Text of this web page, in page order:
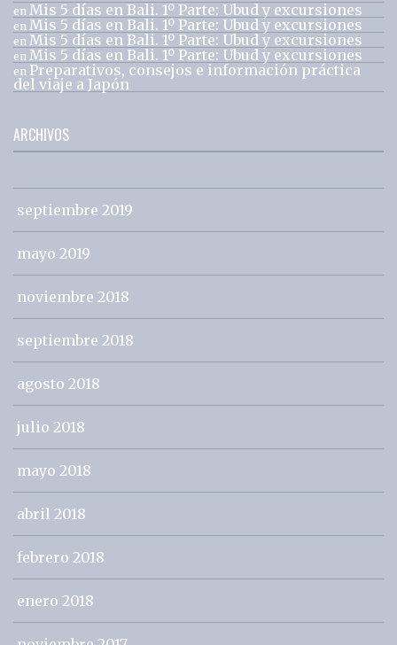
en Mis 5 días en Bali. 1º Parte: Ubud y excursiones
en Mis 5 días en Bali. 1º Parte: Ubud y excursiones
en Mis 5 días en Bali. 1º Parte: Ubud y excursiones
en Mis 5 días en Bali. 1º Parte: Ubud y excursiones
en Preparativos, consejos e información práctica
del viaje a Japón
ARCHIVOS
septiembre 2019
mayo 2019
noviembre 2018
septiembre 2018
agosto 2018
julio 2018
mayo 2018
abril 2018
febrero 2018
enero 2018